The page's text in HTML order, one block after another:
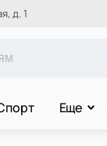
д. 1
Еще